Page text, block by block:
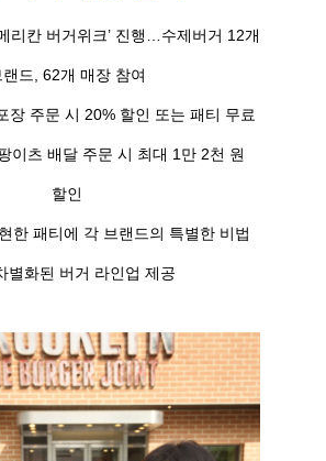
리칸 버거위크’ 진행…수제버거 12개
랜드, 62개 매장 참여
장 주문 시 20% 할인 또는 패티 무료
이츠 배달 주문 시 최대 1만 2천 원
할인
한 패티에 각 브랜드의 특별한 비법
별화된 버거 라인업 제공